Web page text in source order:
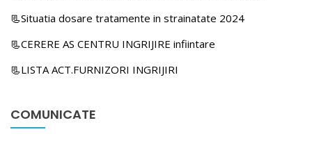
📃Situatia dosare tratamente in strainatate 2024
📃CERERE AS CENTRU INGRIJIRE infiintare
📃LISTA ACT.FURNIZORI INGRIJIRI
COMUNICATE